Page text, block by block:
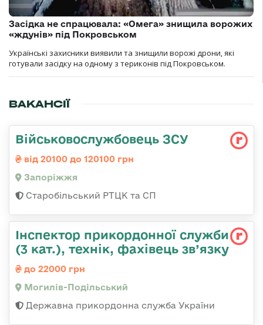
Засідка не спрацювала: «Омега» знищила ворожих
«ждунів» під Покровськом
Українські захисники виявили та знищили ворожі дрони, які
готували засідку на одному з териконів під Покровськом.
ВАКАНСІЇ
Військовослужбовець ЗСУ
від 20100 до 120100 грн
Запоріжжя
Старобільський РТЦК та СП
Інспектор прикордонної служби
(3 кат.), технік, фахівець зв’язку
до 22000 грн
Могилів-Подільський
Державна прикордонна служба України